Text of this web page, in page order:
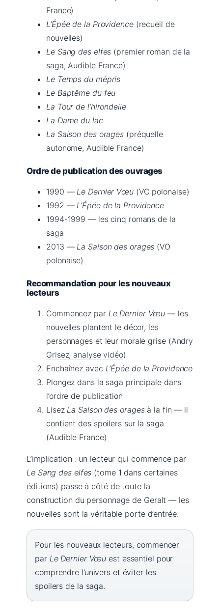
France)
L’Épée de la Providence(recueil de
nouvelles)
Le Sang des elfes (premier roman de la
saga, Audible France)
Le Temps du mépris
Le Baptême du feu
La Tour de l’hirondelle
La Dame du lac
La Saison des orages (préquelle
autonome, Audible France)
Ordre de publication des ouvrages
1990 — Le Dernier Vœu(VO polonaise)
1992 — L’Épée de la Providence
1994-1999 — les cinq romans de la
saga
2013 — La Saison des orages (VO
polonaise)
Recommandation pour les nouveaux
lecteurs
Commencez par Le Dernier Vœu — les
nouvelles plantent le décor, les
personnages et leur morale grise (Andry
Grisez, analyse vidéo)
Enchaînez avec L’Épée de la Providence
Plongez dans la saga principale dans
l’ordre de publication
Lisez La Saison des oragesà la fin — il
contient des spoilers sur la saga
(Audible France)
L’implication : un lecteur qui commence par
Le Sang des elfes (tome 1 dans certaines
éditions) passe à côté de toute la
construction du personnage de Geralt — les
nouvelles sont la véritable porte d’entrée.
Pour les nouveaux lecteurs, commencer
par Le Dernier Vœu est essentiel pour
comprendre l’univers et éviter les
spoilers de la saga.